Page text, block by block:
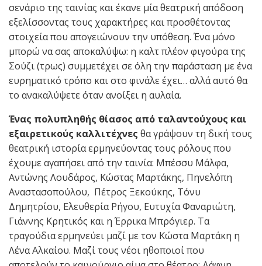
σενάριο της ταινίας και έκανε μία θεατρική απόδοση
εξελίσσοντας τους χαρακτήρες και προσθέτοντας
στοιχεία που απογειώνουν την υπόθεση. Ένα μόνο
μπορώ να σας αποκαλύψω: η καλτ πλέον φιγούρα της
Σούζι (τρως) συμμετέχει σε όλη την παράσταση με ένα
ευρηματικό τρόπο και στο φινάλε έχει… αλλά αυτό θα
το ανακαλύψετε όταν ανοίξει η αυλαία.
Ένας πολυπληθής θίασος από ταλαντούχους και
εξαιρετικούς καλλιτέχνες θα γράψουν τη δική τους
θεατρική ιστορία ερμηνεύοντας τους ρόλους που
έχουμε αγαπήσει από την ταινία: Μπέσσυ Μάλφα,
Αντώνης Λουδάρος, Κώστας Μαρτάκης, Πηνελόπη
Αναστασοπούλου, Πέτρος Ξεκούκης, Τόνυ
Δημητρίου, Ελευθερία Ρήγου, Ευτυχία Φαναριώτη,
Γιάννης Κρητικός και η Έρρικα Μπρόγιερ. Τα
τραγούδια ερμηνεύει μαζί με τον Κώστα Μαρτάκη η
Λένα Αλκαίου. Μαζί τους νέοι ηθοποιοί που